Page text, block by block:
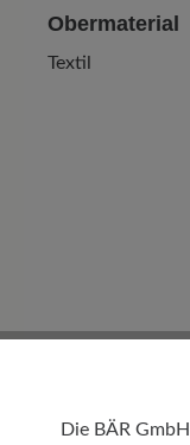
Obermaterial
Textil
Die BÄR